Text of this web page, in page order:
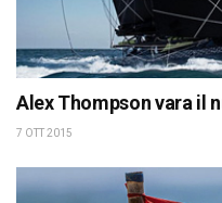
Alex Thompson vara il
7 OTT 2015